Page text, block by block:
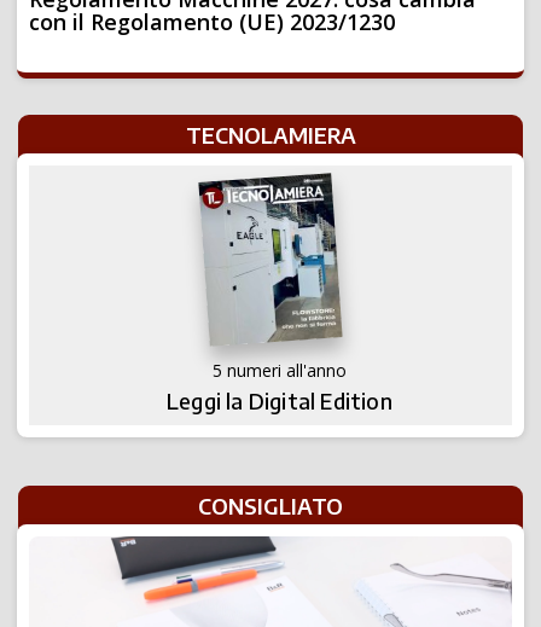
con il Regolamento (UE) 2023/1230
TECNOLAMIERA
5 numeri all'anno
Leggi la Digital Edition
CONSIGLIATO